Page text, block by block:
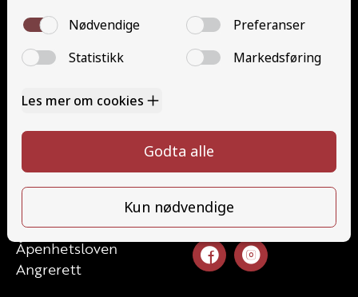
Trafikalt grunnkurs (TG)
Gods (YDG – YSK)
Person (YDP – YSK)
Kontakt
Priser
Elevside
Kontakt oss
Åpenhetsloven
Angrerett
52 70 87 90
post@haugaland-as.no
Følg oss